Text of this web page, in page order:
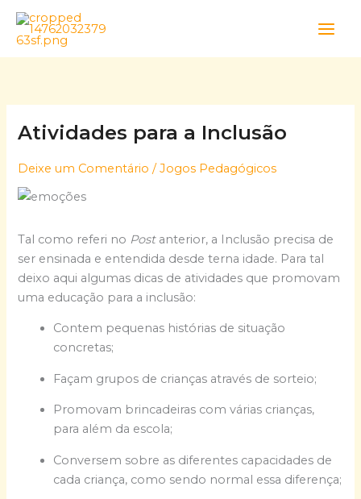
Skip
content
Atividades para a Inclusão
Deixe um Comentário /Jogos Pedagógicos
Tal como referi no Postanterior, a Inclusão precisa de
ser ensinada e entendida desde terna idade. Para tal
deixo aqui algumas dicas de atividades que promovam
uma educação para a inclusão:
Contem pequenas histórias de situação
concretas;
Façam grupos de crianças através de sorteio;
Promovam brincadeiras com várias crianças,
para além da escola;
Conversem sobre as diferentes capacidades de
cada criança, como sendo normal essa diferença;